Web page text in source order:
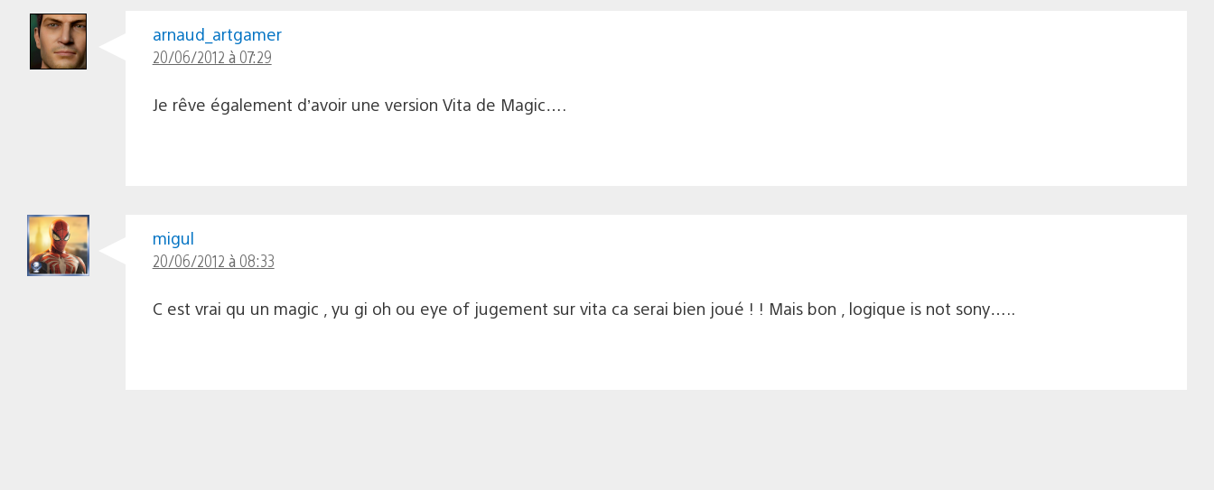
arnaud_artgamer
20/06/2012 à 07:29
Je rêve également d’avoir une version Vita de Magic….
migul
20/06/2012 à 08:33
C est vrai qu un magic , yu gi oh ou eye of jugement sur vita ca serai bien joué ! ! Mais bon , logique is not sony…..